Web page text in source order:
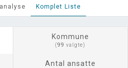
Komplet Liste
Kommune
(99 valgte)
Antal ansatte